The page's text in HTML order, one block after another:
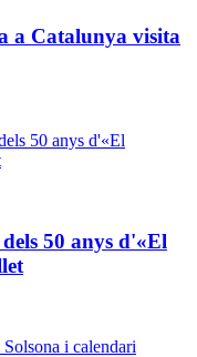
a Catalunya visita
50 anys d'«El